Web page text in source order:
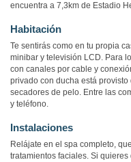
encuentra a 7,3km de Estadio
Habitación
Te sentirás como en tu propia
minibar y televisión LCD. Para
con canales por cable y
privado con ducha está
secadores de pelo. Entre las
y teléfono.
Instalaciones
Relájate en el spa completo,
tratamientos faciales. Si